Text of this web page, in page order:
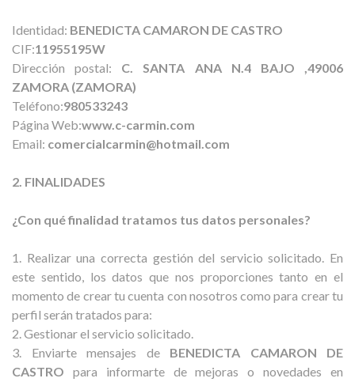
Identidad: BENEDICTA CAMARON DE CASTRO
CIF:11955195W
Dirección postal: C. SANTA ANA N.4 BAJO ,49006
ZAMORA (ZAMORA)
Teléfono:980533243
Página Web:www.c-carmin.com
Email: comercialcarmin@hotmail.com
2. FINALIDADES
¿Con qué finalidad tratamos tus datos personales?
1. Realizar una correcta gestión del servicio solicitado. En
este sentido, los datos que nos proporciones tanto en el
momento de crear tu cuenta con nosotros como para crear tu
perfil serán tratados para:
2. Gestionar el servicio solicitado.
3. Enviarte mensajes de BENEDICTA CAMARON DE
CASTRO para informarte de mejoras o novedades en